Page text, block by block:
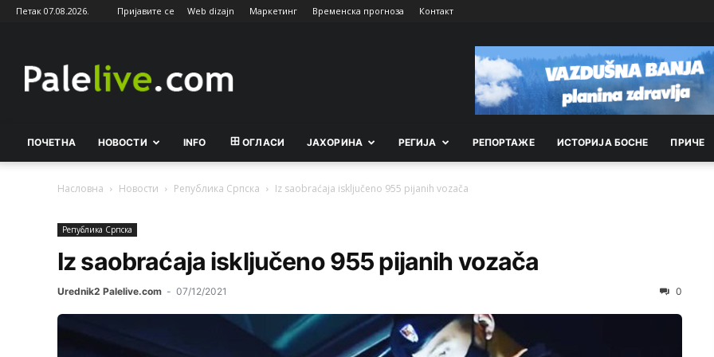
Петак 07.08.2026. Пријавите се Web dizajn Маркетинг Временска прогноза Контакт
ПОЧЕТНА НОВОСТИ INFO ОГЛАСИ ЈАХОРИНА РEГИЈА РEПОРТАЖE ИСТОРИЈА БОСНЕ ПРИЧЕ
Насловна Новости Рeпублика Српска Iz saobraćaja isključeno 955 pijanih vozača
Рeпублика Српска
Iz saobraćaja isključeno 955 pijanih vozača
Urednik2 Palelive.com - 07/12/2021 0